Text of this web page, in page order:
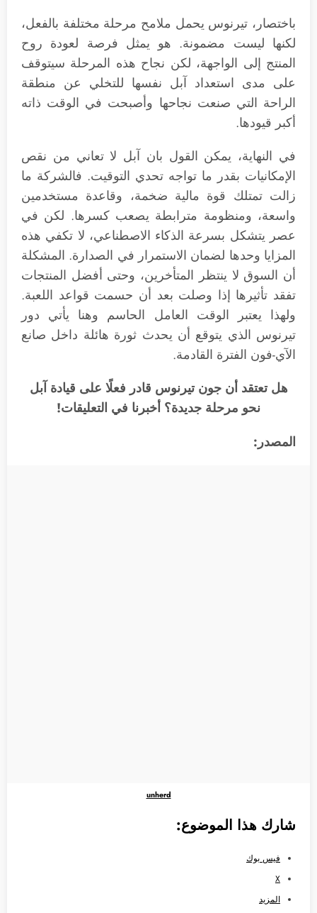
باختصار، تيرنوس يحمل ملامح مرحلة مختلفة بالفعل،
لكنها ليست مضمونة. هو يمثل فرصة لعودة روح
المنتج إلى الواجهة، لكن نجاح هذه المرحلة سيتوقف
على مدى استعداد آبل نفسها للتخلي عن منطقة
الراحة التي صنعت نجاحها وأصبحت في الوقت ذاته
أكبر قيودها.
في النهاية، يمكن القول بان آبل لا تعاني من نقص
الإمكانيات بقدر ما تواجه تحدي التوقيت. فالشركة ما
زالت تمتلك قوة مالية ضخمة، وقاعدة مستخدمين
واسعة، ومنظومة مترابطة يصعب كسرها. لكن في
عصر يتشكل بسرعة الذكاء الاصطناعي، لا تكفي هذه
المزايا وحدها لضمان الاستمرار في الصدارة. المشكلة
أن السوق لا ينتظر المتأخرين، وحتى أفضل المنتجات
تفقد تأثيرها إذا وصلت بعد أن حسمت قواعد اللعبة.
ولهذا يعتبر الوقت العامل الحاسم وهنا يأتي دور
تيرنوس الذي يتوقع أن يحدث ثورة هائلة داخل صانع
الآي-فون الفترة القادمة.
هل تعتقد أن جون تيرنوس قادر فعلًا على قيادة آبل
نحو مرحلة جديدة؟ أخبرنا في التعليقات!
المصدر:
unherd
شارك هذا الموضوع:
فيس بوك
X
المزيد